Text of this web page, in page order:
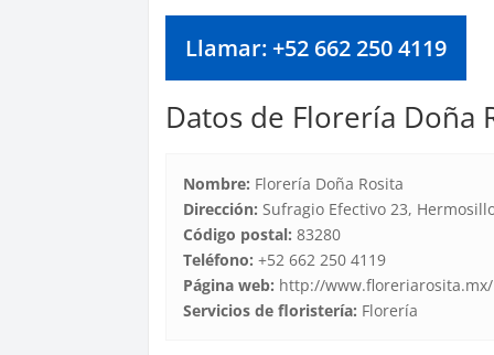
Llamar: +52 662 250 4119
Datos de Florería Doña
Nombre: Florería Doña Rosita
Dirección: Sufragio Efectivo 23,
Código postal: 83280
Teléfono: +52 662 250 4119
Página web: http://www.floreriarosita.mx/
Servicios de floristería: Florería